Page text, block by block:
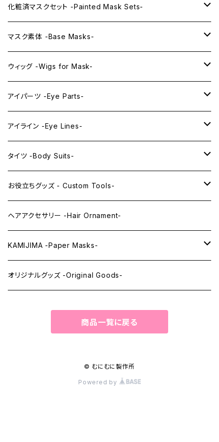
KAWAII PREMIUM Mask & Wig Sets
プレミアムマスク素体-Premium base masks-
プレミアムウィッグ -Premium Wigs-
プレミアムレンズアイ -Premium Lens eye-
化粧済マスクセット -Painted Mask Sets-
KAWAII EX series
KAWAII series
IDOL series
PRINCESS series
KAWAII Little series
マスク素体 -Base Masks-
アニメマスク -Anime Masks-
ドールマスク -Doll Masks-
ウィッグ -Wigs for Mask-
ロング -Long-
ミドル -Middle-
アイパーツ -Eye Parts-
レンズアイ -Lens Eyes-
レンズアイ
レンズアイEX
クリスタルアイ -Crystal Eyes-
アイライン -Eye Lines-
アイラインステッカー -Eye Line Stickers-
まゆ毛 -Eyebrows-
まつ毛 -Eyelash-
タイツ -Body Suits-
全身タイツ -Full Body Suits-
上半身タイツ -Upper Body Suits-
お役立ちグッズ - Custom Tools-
カスタム用品 -Custom Tools-
ウィッグメンテナンス -Wig Maintenance-
ヘアアクセサリー -Hair Ornament-
KAMIJIMA -Paper Masks-
ペーパーマスク -Paper Masks-
オリジナルグッズ -Original Goods-
商品一覧に戻る
© むにむに製作所
Powered by